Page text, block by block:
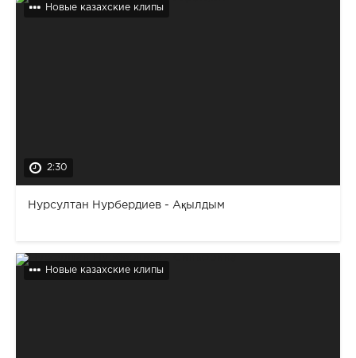
Новые казахские клипы
2:30
Нурсултан Нурбердиев - Ақылдым
Новые казахские клипы